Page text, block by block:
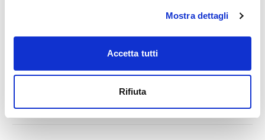
Mostra dettagli
Accetta tutti
Rifiuta